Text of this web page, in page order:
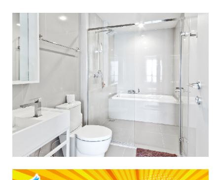
ESG永續發展
重視企業道德、遵守法治，並積極參與社會公益，追求
公司治理
提升資訊透明度為遵循原則，逐步推動各項制度及辦法
代工服務
我們提供完整與品質保證的代工服務(ODM/OEM)